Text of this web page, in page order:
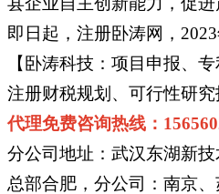
即日起，注册卧涛网，
【卧涛科技：项目申报、
注册财税规划、可行性研
代理免费咨询热线：
分公司地址：武汉东湖新
总部合肥，分公司：南京